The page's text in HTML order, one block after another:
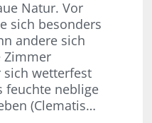
Natur. Vor
sich besonders
andere sich
Zimmer
wetterfest
feuchte neblige
(Clematis…